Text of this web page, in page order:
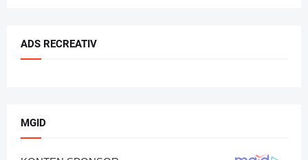
ADS RECREATIV
MGID